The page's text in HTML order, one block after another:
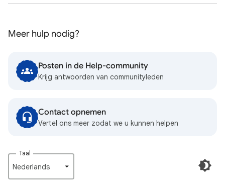
Meer hulp nodig?
Posten in de Help-community
Krijg antwoorden van communityleden
Contact opnemen
Vertel ons meer zodat we u kunnen helpen
Taal
Nederlands‎